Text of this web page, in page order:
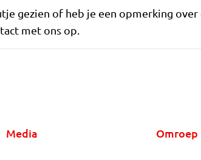
gezien of heb je een opmerking
met ons op.
Media